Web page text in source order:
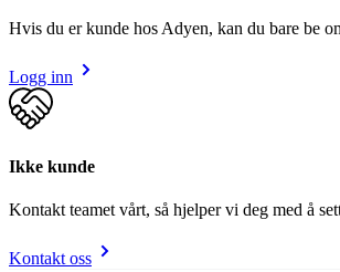
Hvis du er kunde hos Adyen, kan du bare be
Logg inn
Ikke kunde
Kontakt teamet vårt, så hjelper vi deg med å
Kontakt oss